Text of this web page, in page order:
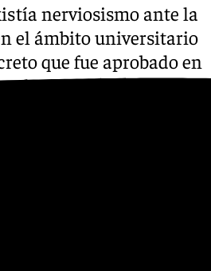
nerviosismo ante la
el ámbito universitario
que fue aprobado en
La nueva PAU
materia, aunque
«Habrá optatividad por